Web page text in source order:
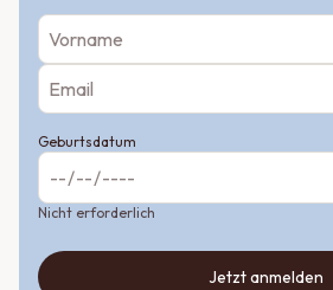
Geburtsdatum
Nicht erforderlich
Jetzt anmelden